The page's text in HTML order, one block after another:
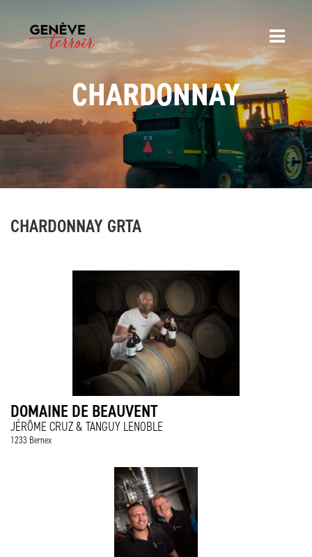
CHARDONNAY
CHARDONNAY GRTA
DOMAINE DE BEAUVENT
JÉRÔME CRUZ & TANGUY LENOBLE
1233 Bernex